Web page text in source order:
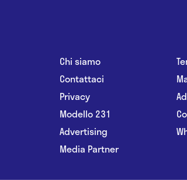
Chi siamo
Contattaci
Privacy
Modello 231
Advertising
Media Partner